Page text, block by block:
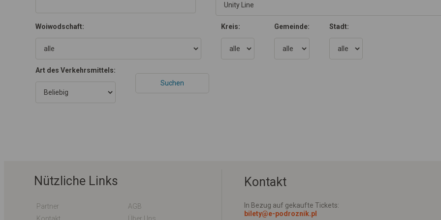
Woiwodschaft: Kreis: Gemeinde: Stadt:
Art des Verkehrsmittels:
Nützliche Links
Partner
AGB
Kontakt
Über Uns
Kontakt
In Bezug auf gekaufte Tickets:
bilety@e-podroznik.pl